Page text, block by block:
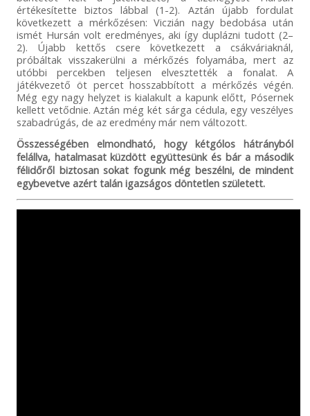
értékesítette biztos lábbal (1-2). Aztán újabb fordulat
következett a mérkőzésen: Viczián nagy bedobása után
ismét Hursán volt eredményes, aki így duplázni tudott (2–
2). Újabb kettős csere következett a csákváriaknál,
próbáltak visszakerülni a mérkőzés folyamába, mert az
utóbbi percekben teljesen elvesztették a fonalat. A
játékvezető öt percet hosszabbított a mérkőzés végén.
Még egy nagy helyzet is kialakult a kapunk előtt, Pósernek
kellett vetődnie. Aztán még két sárga cédula, egy veszélyes
szabadrúgás, de az eredmény már nem változott.
Összességében elmondható, hogy kétgólos hátrányból
felállva, hatalmasat küzdött együttesünk és bár a második
félidőről biztosan sokat fogunk még beszélni, de mindent
egybevetve azért talán igazságos döntetlen született.